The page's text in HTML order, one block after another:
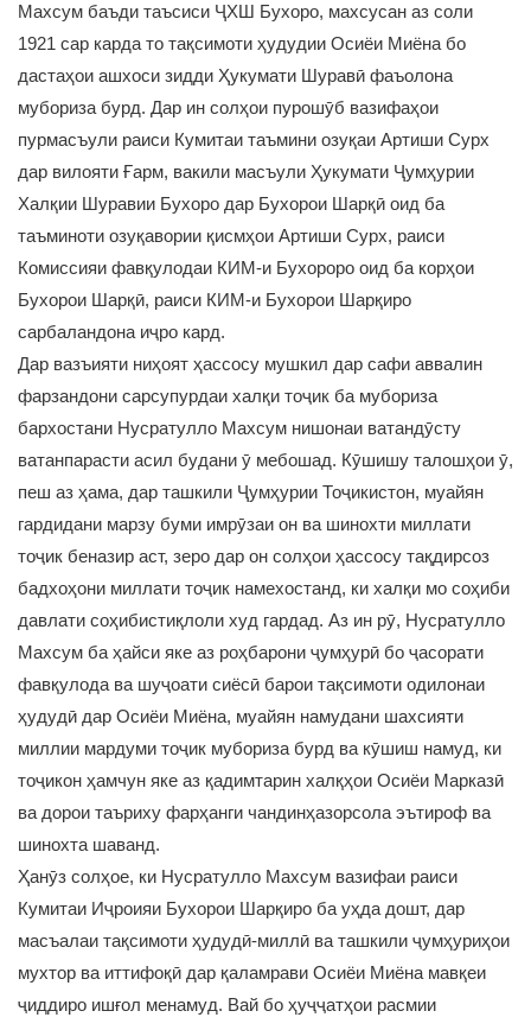
Махсум баъди таъсиси ҶХШ Бухоро, махсусан аз соли
1921 сар карда то тақсимоти ҳудудии Осиёи Миёна бо
дастаҳои ашхоси зидди Ҳукумати Шуравӣ фаъолона
мубориза бурд. Дар ин солҳои пурошӯб вазифаҳои
пурмасъули раиси Кумитаи таъмини озуқаи Артиши Сурх
дар вилояти Ғарм, вакили масъули Ҳукумати Ҷумҳурии
Халқии Шуравии Бухоро дар Бухорои Шарқӣ оид ба
таъминоти озуқавории қисмҳои Артиши Сурх, раиси
Комиссияи фавқулодаи КИМ-и Бухороро оид ба корҳои
Бухорои Шарқӣ, раиси КИМ-и Бухорои Шарқиро
сарбаландона иҷро кард.
Дар вазъияти ниҳоят ҳассосу мушкил дар сафи аввалин
фарзандони сарсупурдаи халқи тоҷик ба мубориза
бархостани Нусратулло Махсум нишонаи ватандӯсту
ватанпарасти асил будани ӯ мебошад. Кӯшишу талошҳои ӯ,
пеш аз ҳама, дар ташкили Ҷумҳурии Тоҷикистон, муайян
гардидани марзу буми имрӯзаи он ва шинохти миллати
тоҷик беназир аст, зеро дар он солҳои ҳассосу тақдирсоз
бадхоҳони миллати тоҷик намехостанд, ки халқи мо соҳиби
давлати соҳибистиқлоли худ гардад. Аз ин рӯ, Нусратулло
Махсум ба ҳайси яке аз роҳбарони ҷумҳурӣ бо ҷасорати
фавқулода ва шуҷоати сиёсӣ барои тақсимоти одилонаи
ҳудудӣ дар Осиёи Миёна, муайян намудани шахсияти
миллии мардуми тоҷик мубориза бурд ва кӯшиш намуд, ки
тоҷикон ҳамчун яке аз қадимтарин халқҳои Осиёи Марказӣ
ва дорои таъриху фарҳанги чандинҳазорсола эътироф ва
шинохта шаванд.
Ҳанӯз солҳое, ки Нусратулло Махсум вазифаи раиси
Кумитаи Иҷроияи Бухорои Шарқиро ба уҳда дошт, дар
масъалаи тақсимоти ҳудудӣ-миллӣ ва ташкили ҷумҳуриҳои
мухтор ва иттифоқӣ дар қаламрави Осиёи Миёна мавқеи
ҷиддиро ишғол менамуд. Вай бо ҳуҷҷатҳои расмии